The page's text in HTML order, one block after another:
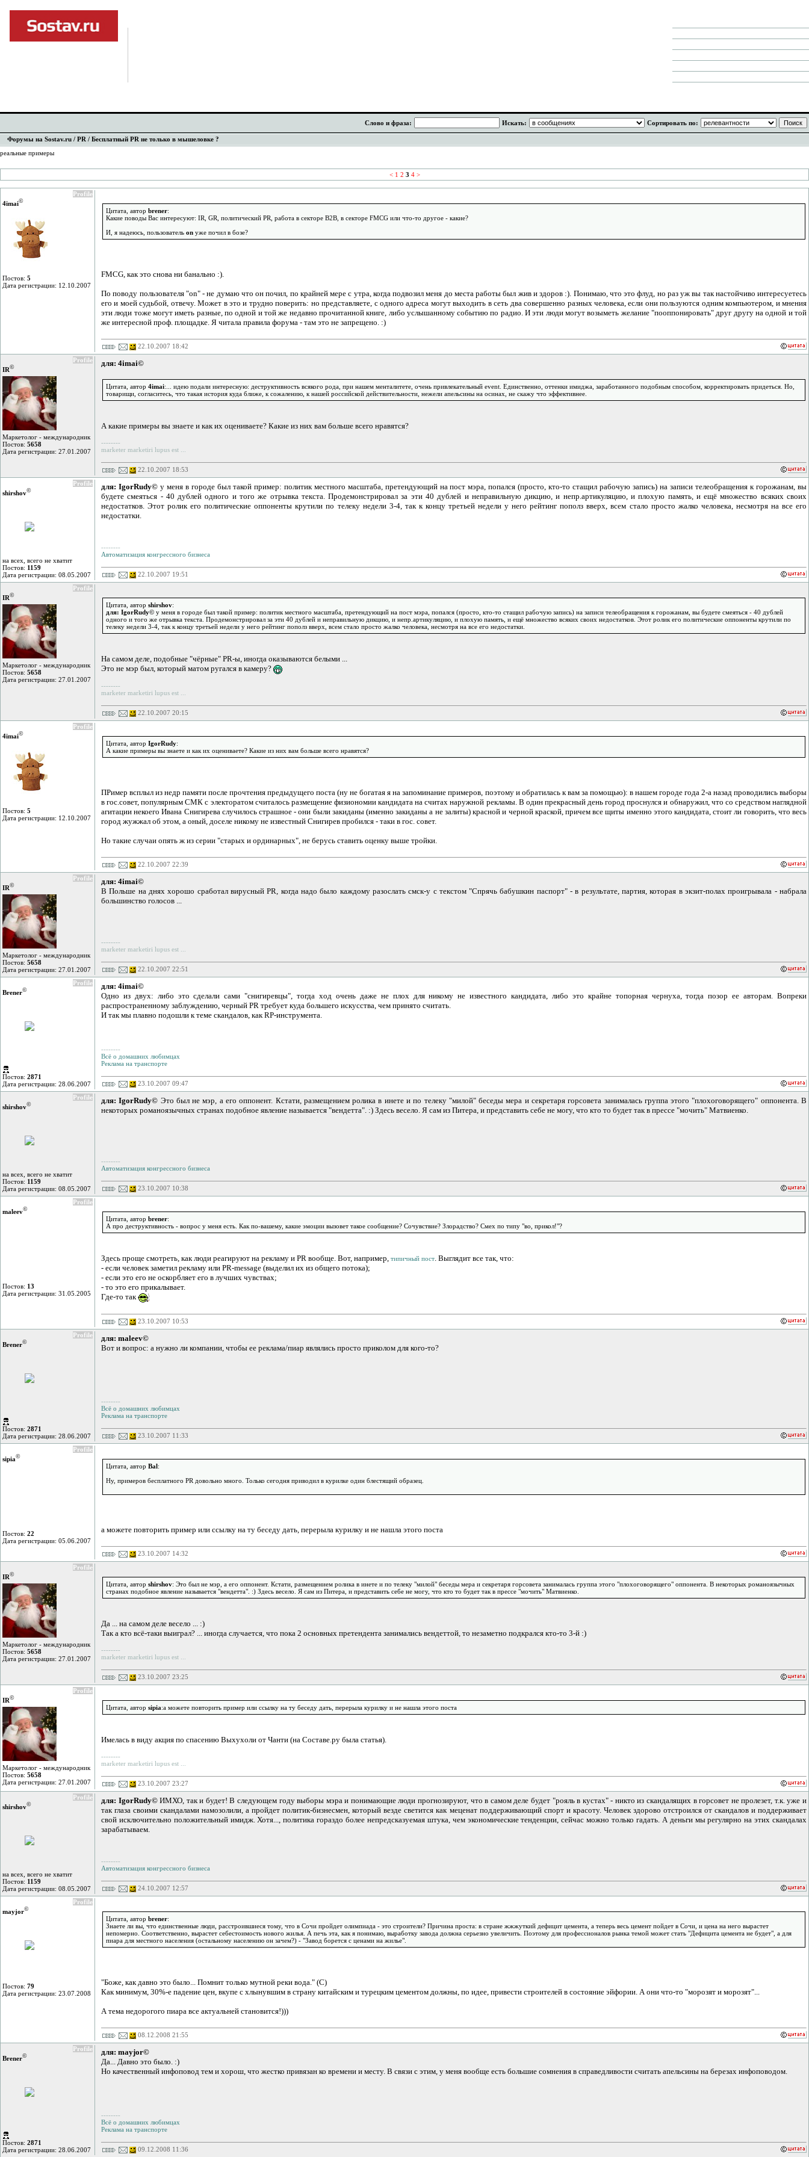
Слово и фраза: Искать: Сортировать по:
Форумы на Sostav.ru / PR / Бесплатный PR не только в мышеловке ?
реальные примеры
< 1 2 3 4 >
Profile
4imai©
Постов: 5
Дата регистрации: 12.10.2007
Цитата, автор brener:
Какие поводы Вас интересуют: IR, GR, политический PR, работа в секторе В2В, в секторе FMCG или что-то другое - какие?
И, я надеюсь, пользователь on уже почил в бозе?
FMCG, как это снова ни банально :).
По поводу пользователя "on" - не думаю что он почил, по крайней мере с утра, когда подвозил меня до места работы был жив и здоров :). Понимаю, что это флуд, но раз уж вы так настойчиво интересуетесь
его и моей судьбой, отвечу. Может в это и трудно поверить: но представляете, с одного адреса могут выходить в сеть два совершенно разных человека, если они пользуются одним компьютером, и мнения
эти люди тоже могут иметь разные, по одной и той же недавно прочитанной книге, либо услышанному событию по радио. И эти люди могут возыметь желание "пооппонировать" друг другу на одной и той
же интересной проф. площадке. Я читала правила форума - там это не запрещено. :)
22.10.2007 18:42
Profile
IR©
Маркетолог - международник
Постов: 5658
Дата регистрации: 27.01.2007
для: 4imai©
Цитата, автор 4imai:... идею подали интересную: деструктивность всякого рода, при нашем менталитете, очень привлекательный event. Единственно, оттенки имиджа, заработанного подобным способом, корректировать придеться. Но,
товарищи, согласитесь, что такая история куда ближе, к сожалению, к нашей российской действительности, нежели апельсины на осинах, не скажу что эффективнее.
А какие примеры вы знаете и как их оцениваете? Какие из них вам больше всего нравятся?
--------
marketer marketiri lupus est ...
22.10.2007 18:53
Profile
shirshov©
на всех, всего не хватит
Постов: 1159
Дата регистрации: 08.05.2007
для: IgorRudy©у меня в городе был такой пример: политик местного масштаба, претендующий на пост мэра, попался (просто, кто-то стащил рабочую запись) на записи телеобращения к горожанам, вы
будете смеяться - 40 дублей одного и того же отрывка текста. Продемонстрировал за эти 40 дублей и неправильную дикцию, и непр.артикуляцию, и плохую память, и ещё множество всяких своих
недостатков. Этот ролик его политические оппоненты крутили по телеку недели 3-4, так к концу третьей недели у него рейтинг пополз вверх, всем стало просто жалко человека, несмотря на все его
недостатки.
--------
Автоматизация конгрессного бизнеса
22.10.2007 19:51
Profile
IR©
Маркетолог - международник
Постов: 5658
Дата регистрации: 27.01.2007
Цитата, автор shirshov:
для: IgorRudy© у меня в городе был такой пример: политик местного масштаба, претендующий на пост мэра, попался (просто, кто-то стащил рабочую запись) на записи телеобращения к горожанам, вы будете смеяться - 40 дублей
одного и того же отрывка текста. Продемонстрировал за эти 40 дублей и неправильную дикцию, и непр.артикуляцию, и плохую память, и ещё множество всяких своих недостатков. Этот ролик его политические оппоненты крутили по
телеку недели 3-4, так к концу третьей недели у него рейтинг пополз вверх, всем стало просто жалко человека, несмотря на все его недостатки.
На самом деле, подобные "чёрные" PR-ы, иногда оказываются белыми ...
Это не мэр был, который матом ругался в камеру?
--------
marketer marketiri lupus est ...
22.10.2007 20:15
Profile
4imai©
Постов: 5
Дата регистрации: 12.10.2007
Цитата, автор IgorRudy:
А какие примеры вы знаете и как их оцениваете? Какие из них вам больше всего нравятся?
ПРимер всплыл из недр памяти после прочтения предыдущего поста (ну не богатая я на запоминание примеров, поэтому и обратилась к вам за помощью): в нашем городе года 2-а назад проводились выборы
в гос.совет, популярным СМК с электоратом считалось размещение физиономии кандидата на считах наружной рекламы. В один прекрасный день город проснулся и обнаружил, что со средством наглядной
агитации некоего Ивана Снигирева случилось страшное - они были закиданы (именно закиданы а не залиты) красной и черной краской, причем все щиты именно этого кандидата, стоит ли говорить, что весь
город жужжал об этом, а оный, доселе никому не известный Снигирев пробился - таки в гос. совет.
Но такие случаи опять ж из серии "старых и ординарных", не берусь ставить оценку выше тройки.
22.10.2007 22:39
Profile
IR©
Маркетолог - международник
Постов: 5658
Дата регистрации: 27.01.2007
для: 4imai©
В Польше на днях хорошо сработал вирусный PR, когда надо было каждому разослать смск-у с текстом "Спрячь бабушкин паспорт" - в результате, партия, которая в экзит-полах проигрывала - набрала
большинство голосов ...
--------
marketer marketiri lupus est ...
22.10.2007 22:51
Profile
Brener©
Постов: 2871
Дата регистрации: 28.06.2007
для: 4imai©
Одно из двух: либо это сделали сами "снигиревцы", тогда ход очень даже не плох для никому не известного кандидата, либо это крайне топорная чернуха, тогда позор ее авторам. Вопреки
распространенному заблуждению, черный PR требует куда большего искусства, чем принято считать.
И так мы плавно подошли к теме скандалов, как RP-инструмента.
--------
Всё о домашних любимцах
Реклама на транспорте
23.10.2007 09:47
Profile
shirshov©
на всех, всего не хватит
Постов: 1159
Дата регистрации: 08.05.2007
для: IgorRudy© Это был не мэр, а его оппонент. Кстати, размещением ролика в инете и по телеку "милой" беседы мера и секретаря горсовета занималась группа этого "плохоговорящего" оппонента. В
некоторых романоязычных странах подобное явление называется "вендетта". :) Здесь весело. Я сам из Питера, и представить себе не могу, что кто то будет так в прессе "мочить" Матвиенко.
--------
Автоматизация конгрессного бизнеса
23.10.2007 10:38
Profile
maleev©
Постов: 13
Дата регистрации: 31.05.2005
Цитата, автор brener:
А про деструктивность - вопрос у меня есть. Как по-вашему, какие эмоции вызовет такое сообщение? Сочувствие? Злорадство? Смех по типу "во, прикол!"?
Здесь проще смотреть, как люди реагируют на рекламу и PR вообще. Вот, например, типичный пост. Выглядит все так, что:
- если человек заметил рекламу или PR-message (выделил их из общего потока);
- если это его не оскорбляет его в лучших чувствах;
- то это его прикалывает.
Где-то так
23.10.2007 10:53
Profile
Brener©
Постов: 2871
Дата регистрации: 28.06.2007
для: maleev©
Вот и вопрос: а нужно ли компании, чтобы ее реклама/пиар являлись просто приколом для кого-то?
--------
Всё о домашних любимцах
Реклама на транспорте
23.10.2007 11:33
Profile
sipia©
Постов: 22
Дата регистрации: 05.06.2007
Цитата, автор Bal:
Ну, примеров бесплатного PR довольно много. Только сегодня приводил в курилке один блестящий образец.
а можете повторить пример или ссылку на ту беседу дать, перерыла курилку и не нашла этого поста
23.10.2007 14:32
Profile
IR©
Маркетолог - международник
Постов: 5658
Дата регистрации: 27.01.2007
Цитата, автор shirshov: Это был не мэр, а его оппонент. Кстати, размещением ролика в инете и по телеку "милой" беседы мера и секретаря горсовета занималась группа этого "плохоговорящего" оппонента. В некоторых романоязычных
странах подобное явление называется "вендетта". :) Здесь весело. Я сам из Питера, и представить себе не могу, что кто то будет так в прессе "мочить" Матвиенко.
Да ... на самом деле весело ... :)
Тaк а кто всё-таки выиграл? ... иногда случается, что пока 2 основных претендента занимались вендеттой, то незаметно подкрался кто-то 3-й :)
--------
marketer marketiri lupus est ...
23.10.2007 23:25
Profile
IR©
Маркетолог - международник
Постов: 5658
Дата регистрации: 27.01.2007
Цитата, автор sipia:а можете повторить пример или ссылку на ту беседу дать, перерыла курилку и не нашла этого поста
Имелась в виду акция по спасению Выхухоли от Чанти (на Составе.ру была статья).
--------
marketer marketiri lupus est ...
23.10.2007 23:27
Profile
shirshov©
на всех, всего не хватит
Постов: 1159
Дата регистрации: 08.05.2007
для: IgorRudy©ИМХО, так и будет! В следующем году выборы мэра и понимающие люди прогнозируют, что в самом деле будет "рояль в кустах" - никто из скандалящих в горсовет не пролезет, т.к. уже и
так глаза своими скандалами намозолили, а пройдет политик-бизнесмен, который везде светится как меценат поддерживающий спорт и красоту. Человек здорово отстроился от скандалов и поддерживает
свой исключительно положительный имидж. Хотя..., политика гораздо более непредсказуемая штука, чем экономические тенденции, сейчас можно только гадать. А деньги мы регулярно на этих скандалах
зарабатываем.
--------
Автоматизация конгрессного бизнеса
24.10.2007 12:57
Profile
mayjor©
Постов: 79
Дата регистрации: 23.07.2008
Цитата, автор brener:
Знаете ли вы, что единственные люди, расстроившиеся тому, что в Сочи пройдет олимпиада - это строители? Причина проста: в стране жжжуткий дефицит цемента, а теперь весь цемент пойдет в Сочи, и цена на него вырастет
непомерно. Соответственно, вырастет себестоимость нового жилья. А печь эта, как я понимаю, выработку завода должна серьезно увеличить. Поэтому для профессионалов рынка темой может стать "Дефицита цемента не будет", а для
пиара для местного населения (остальному населению он зачем?) - "Завод борется с ценами на жилье".
"Боже, как давно это было... Помнит только мутной реки вода." (С)
Как минимум, 30%-е падение цен, вкупе с хлынувшим в страну китайским и турецким цементом должны, по идее, привести строителей в состояние эйфории. А они что-то "морозят и морозят"...
А тема недорогого пиара все актуальней становится!)))
08.12.2008 21:55
Profile
Brener©
Постов: 2871
Дата регистрации: 28.06.2007
для: mayjor©
Да... Давно это было. :)
Но качественный инфоповод тем и хорош, что жестко привязан ко времени и месту. В связи с этим, у меня вообще есть большие сомнения в справедливости считать апельсины на березах инфоповодом.
--------
Всё о домашних любимцах
Реклама на транспорте
09.12.2008 11:36